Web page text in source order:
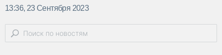
13:36, 23 Сентября 2023